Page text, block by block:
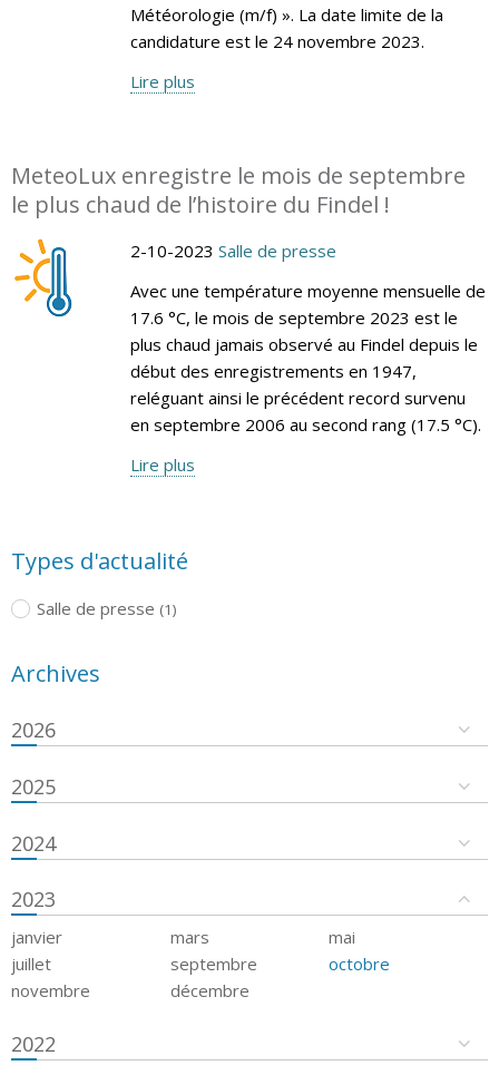
Météorologie (m/f) ». La date limite de la
candidature est le 24 novembre 2023.
Lire plus
MeteoLux enregistre le mois de septembre
le plus chaud de l’histoire du Findel !
2-10-2023 Salle de presse
Avec une température moyenne mensuelle de
17.6 °C, le mois de septembre 2023 est le
plus chaud jamais observé au Findel depuis le
début des enregistrements en 1947,
reléguant ainsi le précédent record survenu
en septembre 2006 au second rang (17.5 °C).
Lire plus
Types d'actualité
Salle de presse (1)
Archives
2026
2025
2024
2023
janvier mars
mai
juillet
septembre
octobre
novembre
décembre
2022